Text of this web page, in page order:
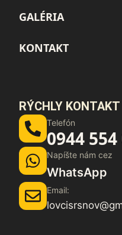
GALÉRIA
KONTAKT
RÝCHLY KONTAKT
Telefón
0944 554
Napíšte nám cez
WhatsApp
Email: